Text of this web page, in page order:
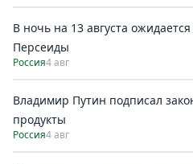
В ночь на 13 августа
Персеиды
Россия4 авг
Владимир Путин подписал
продукты
Россия4 авг